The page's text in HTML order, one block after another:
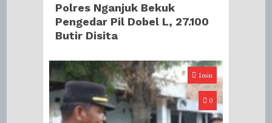
Polres Nganjuk Bekuk
Pengedar Pil Dobel L, 27.100
Butir Disita
1min
0